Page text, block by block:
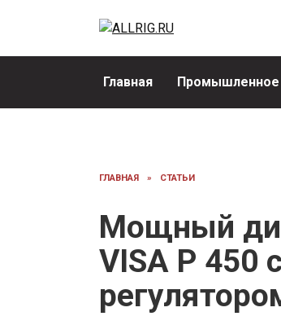
Главная Промышленное
ГЛАВНАЯ » СТАТЬИ
Мощный
VISA P 450